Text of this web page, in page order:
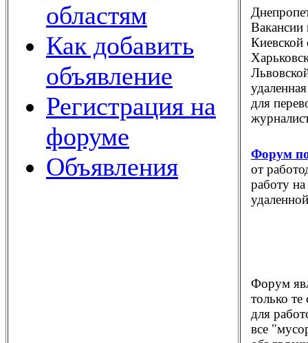
областям
Как добавить
объявление
Регистрация на
форуме
Объявления
Вакансии
Киевской
для
Форум
от
работу
Форум
только
для
все